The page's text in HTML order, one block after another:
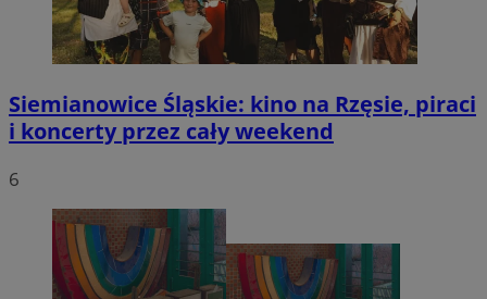
Siemianowice Śląskie: kino na Rzęsie, piraci
i koncerty przez cały weekend
6